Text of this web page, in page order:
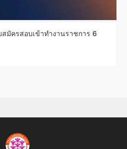
มัครสอบเข้าทำงานราชการ 6